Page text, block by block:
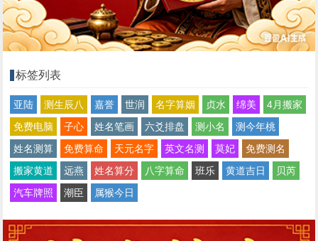
标签列表
亚陆 测生辰八 嘉誉 世润 名字算姻 贞水 绵美
4月搬家
免费电脑
子心 姓名笔画 六爻排盘 测小名
测今年桃
姓名测算
免费算命 天元名字 英文名测 莫妃
免费测名
搬家黄道
远燕 姓名算分 八字算命 班乐 黄道吉日
贝芮
汽车牌照
潮臣 属猴今日